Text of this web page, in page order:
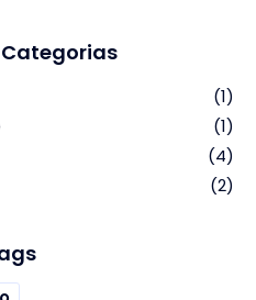
(1)
(1)
(4)
(2)